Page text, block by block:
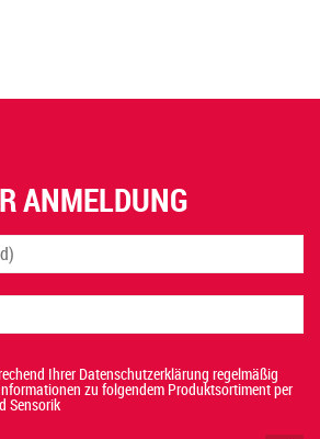
ANMELDUNG
Ihrer Datenschutzerklärung regelmäßig
zu folgendem Produktsortiment per
Sensorik